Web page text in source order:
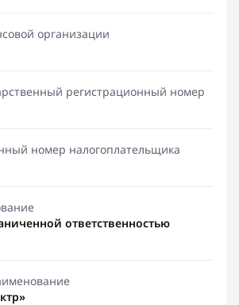
организации
регистрационный номер
номер налогоплательщика
ответственностью